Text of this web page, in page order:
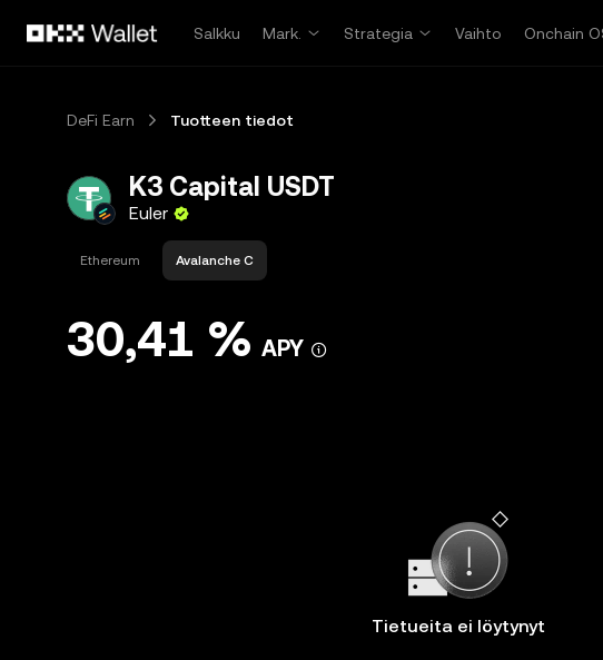
Salkku
Mark. Strategia Vaihto Onchain
DeFi Earn Tuotteen tiedot
K3 Capital USDT
Euler
Ethereum Avalanche C
30,41 % APY
Tietueita ei löytynyt